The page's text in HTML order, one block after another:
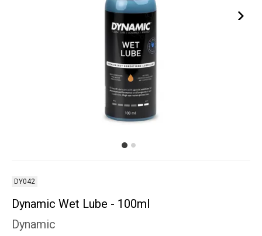
DY042
Dynamic Wet Lube - 100ml
Dynamic